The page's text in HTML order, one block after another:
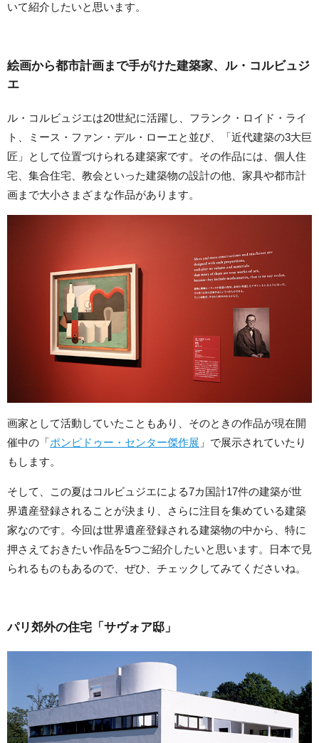
いて紹介したいと思います。
絵画から都市計画まで手がけた建築家、ル・コルビュジ
エ
ル・コルビュジエは20世紀に活躍し、フランク・ロイド・ライ
ト、ミース・ファン・デル・ローエと並び、「近代建築の3大巨
匠」として位置づけられる建築家です。その作品には、個人住
宅、集合住宅、教会といった建築物の設計の他、家具や都市計
画まで大小さまざまな作品があります。
画家として活動していたこともあり、そのときの作品が現在開
催中の「ポンピドゥー・センター傑作展 」で展示されていたり
もします。
そして、この夏はコルビュジエによる7カ国計17件の建築が世
界遺産登録されることが決まり、さらに注目を集めている建築
家なのです。今回は世界遺産登録される建築物の中から、特に
押さえておきたい作品を5つご紹介したいと思います。日本で見
られるものもあるので、ぜひ、チェックしてみてくださいね。
パリ郊外の住宅「サヴォア邸」